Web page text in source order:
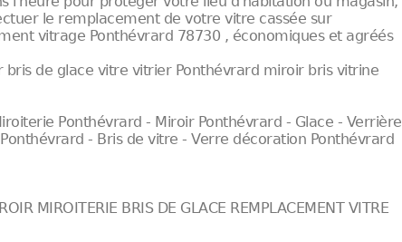
le remplacement de votre vitre cassée sur
vitrage Ponthévrard 78730 , économiques et agréés
de glace vitre vitrier Ponthévrard miroir bris vitrine
Ponthévrard - Miroir Ponthévrard - Glace - Verrière
- Bris de vitre - Verre décoration Ponthévrard
MIROITERIE BRIS DE GLACE REMPLACEMENT VITRE